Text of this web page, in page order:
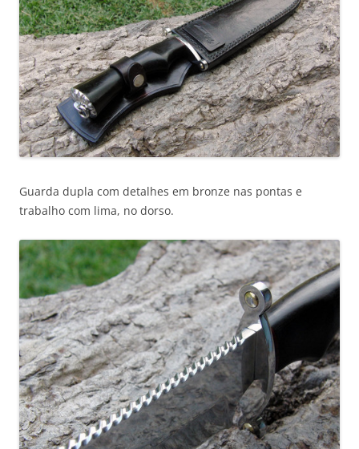
Guarda dupla com detalhes em bronze nas pontas e
trabalho com lima, no dorso.